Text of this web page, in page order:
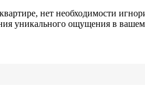
нет необходимости
уникального ощущения в